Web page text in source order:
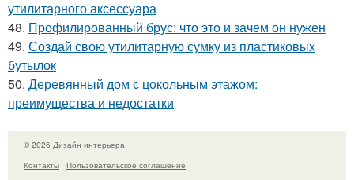
утилитарного аксессуара
48. Профилированный брус: что это и зачем он нужен
49. Создай свою утилитарную сумку из пластиковых
бутылок
50. Деревянный дом с цокольным этажом:
преимущества и недостатки
© 2026 Дизайн интерьера
Контакты
Пользовательское соглашение